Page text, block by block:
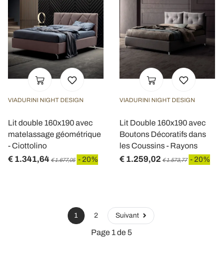
VIADURINI NIGHT DESIGN
Lit double 160x190 avec
matelassage géométrique
- Ciottolino
€ 1.341,64 € 1.677,05 - 20%
VIADURINI NIGHT DESIGN
Lit Double 160x190 avec
Boutons Décoratifs dans
les Coussins - Rayons
€ 1.259,02 € 1.573,77 - 20%
1 2 Suivant
Page 1 de 5